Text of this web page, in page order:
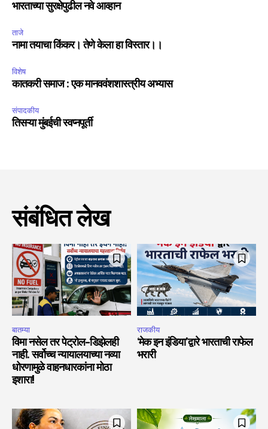
भारताच्या सुरक्षेपुढील नवे आव्हान
ताजे
नामा तयाचा किंकर। तेणे केला हा विस्तार।।
विशेष
कातकरी समाज : एक मानववंशशास्त्रीय अभ्यास
संपादकीय
तिसऱ्या मुंबईची स्वप्नपूर्ती
संबंधित लेख
बातम्या
विमा नसेल तर पेट्रोल-डिझेलही
नाही. सर्वोच्च न्यायालयाच्या नव्या
धोरणामुळे वाहनधारकांना मोठा
इशारा!
राजकीय
‘मेक इन इंडिया’द्वारे भारताची राफेल
भरारी